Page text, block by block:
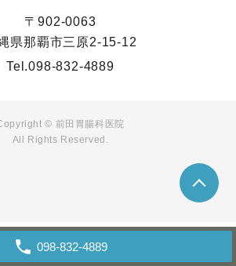
〒902-0063
県那覇市三原2-15-12
Tel.098-832-4889
© 前田胃腸科医院
All Rights Reserved.